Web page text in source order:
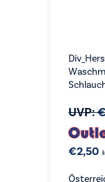
UVP:
€2,50